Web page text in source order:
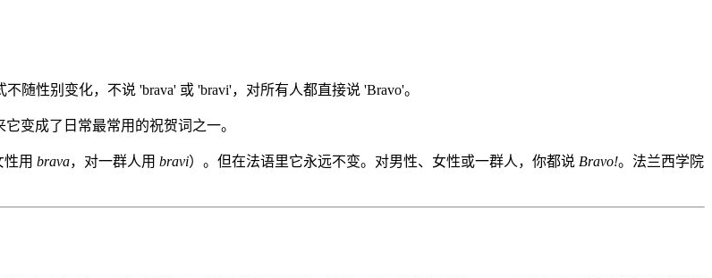
随性别变化，不说 'brava' 或 'bravi'，对所有人都直接说 'Bravo'。
变成了日常最常用的祝贺词之一。
用 brava，对一群人用 bravi）。但在法语里它永远不变。对男性、女性或一群人，你都说 Bravo!。法兰西学院